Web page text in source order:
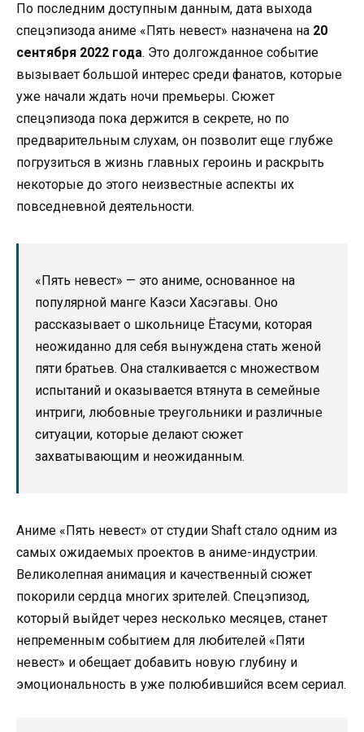
По последним доступным данным, дата выхода
спецэпизода аниме «Пять невест» назначена на 20
сентября 2022 года. Это долгожданное событие
вызывает большой интерес среди фанатов, которые
уже начали ждать ночи премьеры. Сюжет
спецэпизода пока держится в секрете, но по
предварительным слухам, он позволит еще глубже
погрузиться в жизнь главных героинь и раскрыть
некоторые до этого неизвестные аспекты их
повседневной деятельности.
«Пять невест» — это аниме, основанное на
популярной манге Каэси Хасэгавы. Оно
рассказывает о школьнице Ётасуми, которая
неожиданно для себя вынуждена стать женой
пяти братьев. Она сталкивается с множеством
испытаний и оказывается втянута в семейные
интриги, любовные треугольники и различные
ситуации, которые делают сюжет
захватывающим и неожиданным.
Аниме «Пять невест» от студии Shaft стало одним из
самых ожидаемых проектов в аниме-индустрии.
Великолепная анимация и качественный сюжет
покорили сердца многих зрителей. Спецэпизод,
который выйдет через несколько месяцев, станет
непременным событием для любителей «Пяти
невест» и обещает добавить новую глубину и
эмоциональность в уже полюбившийся всем сериал.